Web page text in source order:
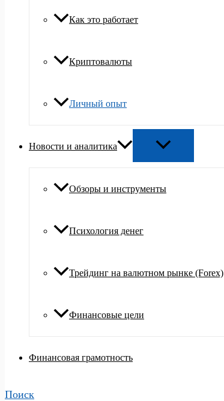
Как это работает
Криптовалюты
Личный опыт
Новости и аналитика
Обзоры и инструменты
Психология денег
Трейдинг на валютном рынке (Forex)
Финансовые цели
Финансовая грамотность
Поиск